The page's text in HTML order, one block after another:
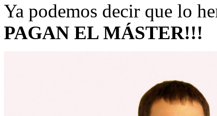
Ya podemos decir que lo
PAGAN EL MÁSTER!!!